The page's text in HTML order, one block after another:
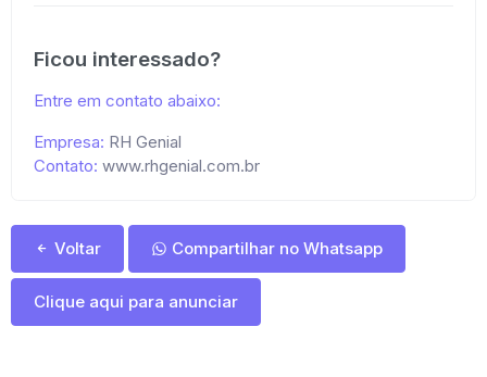
Ficou interessado?
Entre em contato abaixo:
Empresa: RH Genial
Contato: www.rhgenial.com.br
Voltar Compartilhar no Whatsapp
Clique aqui para anunciar